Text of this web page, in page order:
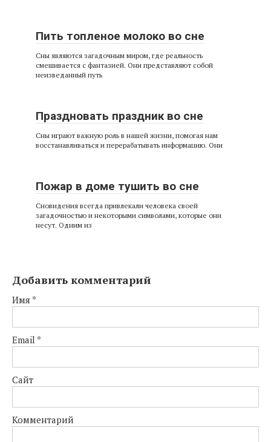
Пить топленое молоко во сне
Сны являются загадочным миром, где реальность
смешивается с фантазией. Они представляют собой
неизведанный путь
Праздновать праздник во сне
Сны играют важную роль в нашей жизни, помогая нам
восстанавливаться и перерабатывать информацию. Они
Пожар в доме тушить во сне
Сновидения всегда привлекали человека своей
загадочностью и некоторыми символами, которые они
несут. Одним из
Добавить комментарий
Имя *
Email *
Сайт
Комментарий